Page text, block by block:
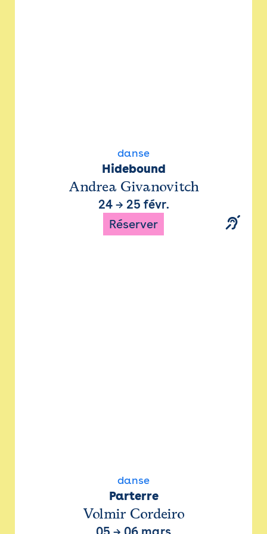
danse
Hidebound
Andrea Givanovitch
24→ 25 févr.
Réserver
danse
Parterre
Volmir Cordeiro